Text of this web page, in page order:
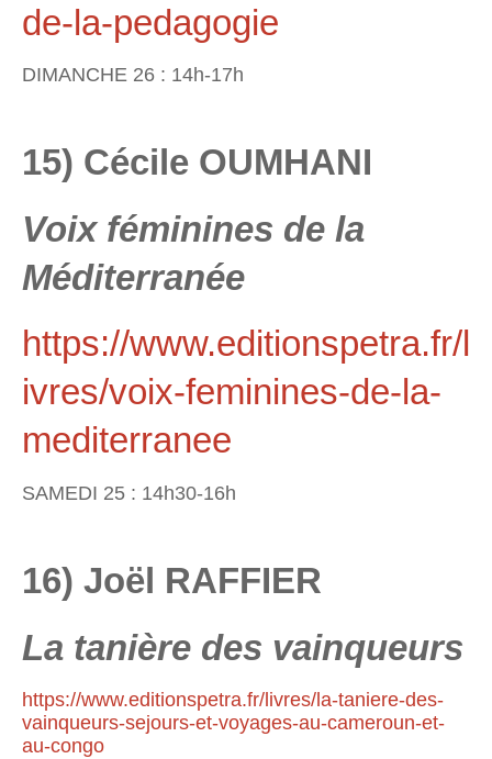
de-la-pedagogie
DIMANCHE 26 : 14h-17h
15) Cécile OUMHANI
Voix féminines de la
Méditerranée
https://www.editionspetra.fr/l
ivres/voix-feminines-de-la-
mediterranee
SAMEDI 25 : 14h30-16h
16) Joël RAFFIER
La tanière des vainqueurs
https://www.editionspetra.fr/livres/la-taniere-des-
vainqueurs-sejours-et-voyages-au-cameroun-et-
au-congo